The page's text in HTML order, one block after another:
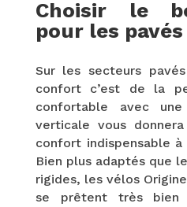
Choisir le
pour les pavés
Sur les secteurs
confort c’est de la
confortable avec
verticale vous
confort indispensable
Bien plus adaptés que
rigides, les vélos
se prêtent très bien